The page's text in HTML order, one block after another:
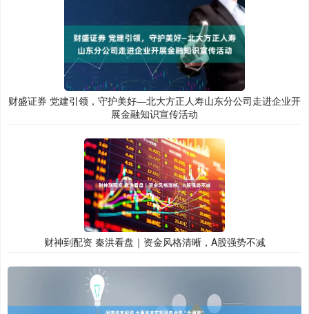
财盛证券 党建引领，守护美好—北大方正人寿山东分公司走进企业开
展金融知识宣传活动
财神到配资 秦洪看盘｜资金风格清晰，A股强势不减